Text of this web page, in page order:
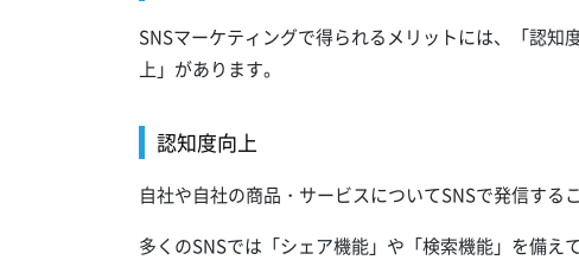
SNSマーケティングで得られるメリットには、「認
上」があります。
認知度向上
自社や自社の商品・サービスについてSNSで発信する
多くのSNSでは「シェア機能」や「検索機能」を備え